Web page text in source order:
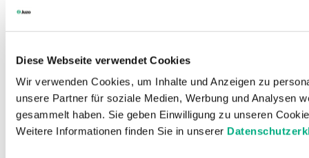
Diese Webseite verwendet Cookies
Wir verwenden Cookies, um Inhalte und Anzeigen zu
unsere Partner für soziale Medien, Werbung und Analysen
gesammelt haben. Sie geben Einwilligung zu unseren
Weitere Informationen finden Sie in unserer